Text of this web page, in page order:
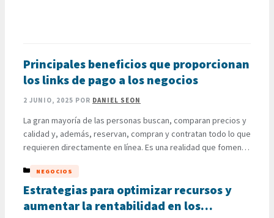
Principales beneficios que proporcionan
los links de pago a los negocios
2 JUNIO, 2025 POR DANIEL SEON
La gran mayoría de las personas buscan, comparan precios y
calidad y, además, reservan, compran y contratan todo lo que
requieren directamente en línea. Es una realidad que fomentó
dinámicos para concretar ventas, tanto en el mercado
electrónico como en tiendas físicas, como con los links …
CATEGORÍAS
NEGOCIOS
Estrategias para optimizar recursos y
aumentar la rentabilidad en los